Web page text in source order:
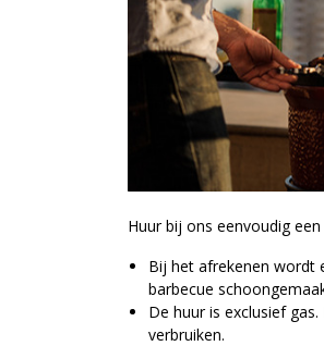
Huur bij ons eenvoudig
Bij het afrekenen wordt
barbecue
De huur is exclusief
verbruiken.